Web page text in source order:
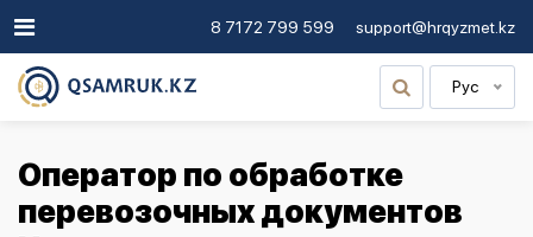
8 7172 799 599 support@hrqyzmet.kz
Рус
Оператор по обработке
перевозочных документов